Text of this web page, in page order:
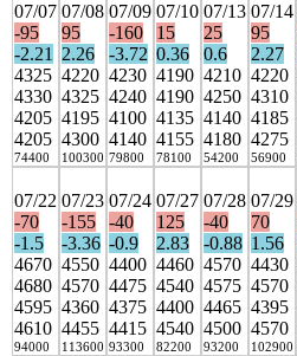
07/07
-95
-2.21
4325
4330
4205
4205
74400
07/08
95
2.26
4220
4325
4195
4300
100300
07/09
-160
-3.72
4230
4240
4100
4140
79800
07/10
15
0.36
4190
4190
4135
4155
78100
07/13
25
0.6
4210
4250
4140
4180
54200
07/14
95
2.27
4220
4310
4185
4275
56900
07/22
-70
-1.5
4670
4680
4595
4610
94000
07/23
-155
-3.36
4550
4570
4360
4455
113600
07/24
-40
-0.9
4400
4475
4375
4415
93300
07/27
125
2.83
4460
4540
4400
4540
82200
07/28
-40
-0.88
4570
4575
4465
4500
93200
07/29
70
1.56
4430
4570
4395
4570
102900